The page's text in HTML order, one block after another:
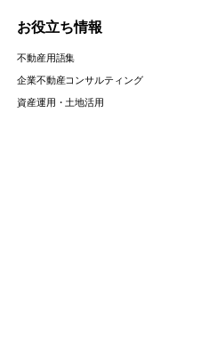
お役立ち情報
不動産用語集
企業不動産コンサルティング
資産運用・土地活用